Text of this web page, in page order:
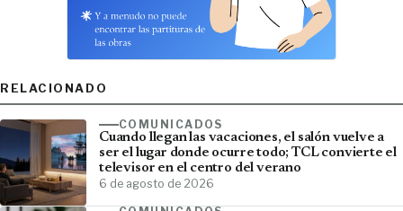
RELACIONADO
COMUNICADOS
Cuando llegan las vacaciones, el salón vuelve a
ser el lugar donde ocurre todo; TCL convierte el
televisor en el centro del verano
6 de agosto de 2026